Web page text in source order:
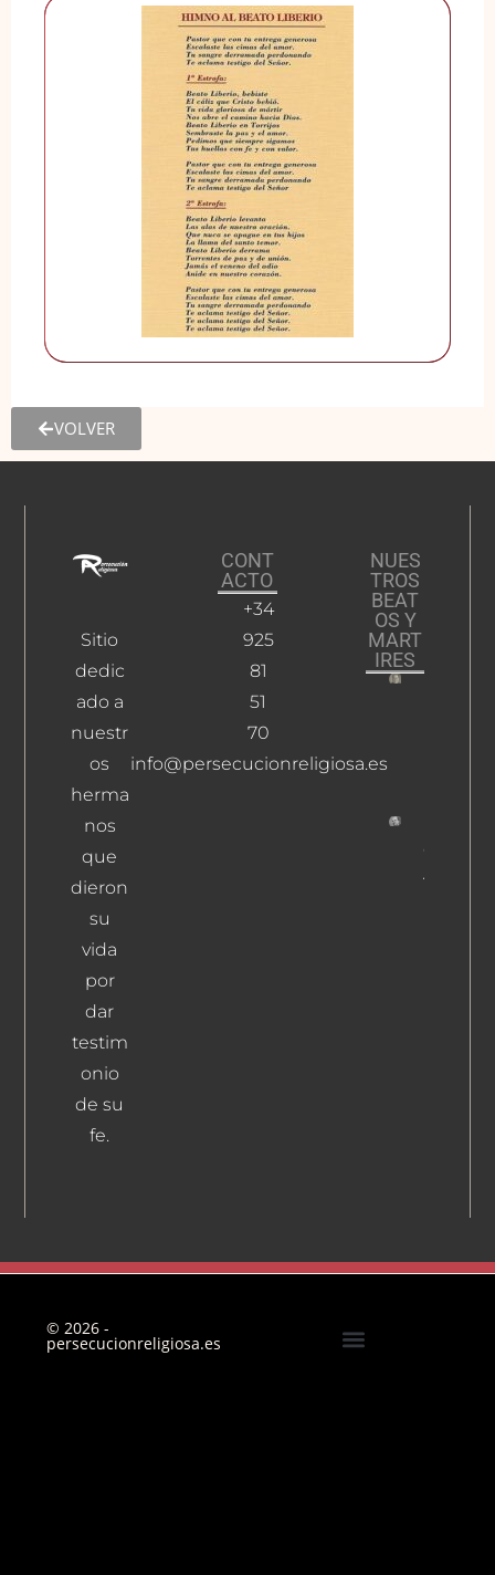
VOLVER
Sitio
dedic
ado a
nuestr
os
herma
nos
que
dieron
su
vida
por
dar
testim
onio
de su
fe.
CONT
ACTO
+34
925
81
51
70
info@persecucionreligiosa.es
NUES
TROS
BEAT
OS Y
MART
IRES
Ortega
Aguilera,
© 2026 -
persecucionreligiosa.es